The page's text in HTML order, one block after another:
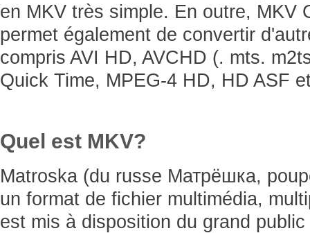
en MKV très simple. En outre, MKV
permet également de convertir
compris AVI HD, AVCHD (. mts.
Quick Time, MPEG-4 HD, HD ASF
Quel est MKV?
Matroska (du russe Матрёшка,
un format de fichier multimédia,
est mis à disposition du grand